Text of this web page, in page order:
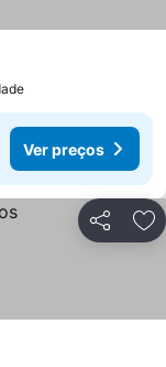
Ver preços
Partilhar